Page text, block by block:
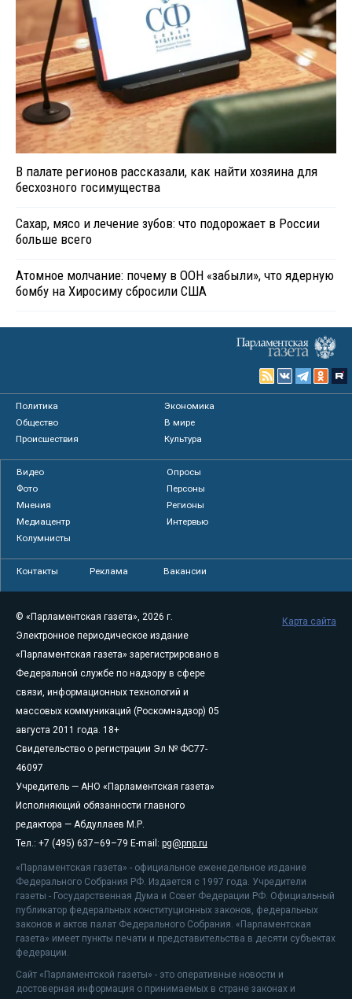
В палате регионов рассказали, как найти хозяина для
бесхозного госимущества
Сахар, мясо и лечение зубов: что подорожает в России
больше всего
Атомное молчание: почему в ООН «забыли», что ядерную
бомбу на Хиросиму сбросили США
Политика
Экономика
Общество
В мире
Происшествия
Культура
Видео
Опросы
Фото
Персоны
Мнения
Регионы
Медиацентр
Интервью
Колумнисты
Контакты Реклама Вакансии
© «Парламентская газета», 2026 г.
Электронное периодическое издание
«Парламентская газета» зарегистрировано в
Федеральной службе по надзору в сфере
связи, информационных технологий и
массовых коммуникаций (Роскомнадзор) 05
августа 2011 года. 18+
Свидетельство о регистрации Эл № ФС77-
46097
Учредитель — АНО «Парламентская газета»
Исполняющий обязанности главного
редактора — Абдуллаев М.Р.
Тел.: +7 (495) 637–69–79 E-mail: pg@pnp.ru
«Парламентская газета» - официальное еженедельное издание
Федерального Собрания РФ. Издается с 1997 года. Учредители
газеты - Государственная Дума и Совет Федерации РФ. Официальный
публикатор федеральных конституционных законов, федеральных
законов и актов палат Федерального Собрания. «Парламентская
газета» имеет пункты печати и представительства в десяти субъектах
федерации.
Сайт «Парламентской газеты» - это оперативные новости и
достоверная информация о принимаемых в стране законах и
Карта сайта